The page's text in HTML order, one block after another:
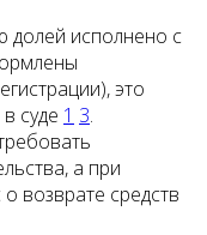
долей исполнено с
это
суде 1 3.
а при
возврате средств